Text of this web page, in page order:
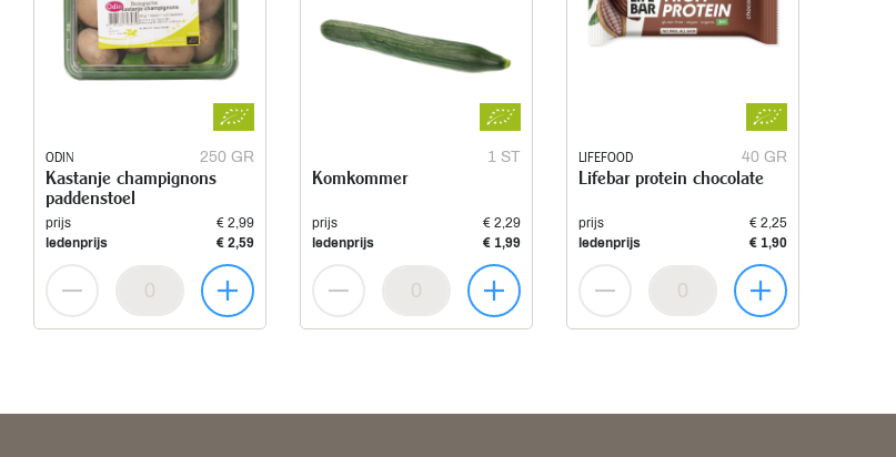
ODIN 250 GR
Kastanje champignons
paddenstoel
prijs
€ 2,99
ledenprijs
€ 2,59
1 ST
Komkommer
prijs
€ 2,29
ledenprijs
€ 1,99
LIFEFOOD 40 GR
Lifebar protein chocolate
prijs
€ 2,25
ledenprijs
€ 1,90